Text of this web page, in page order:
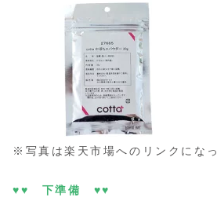
※写真は楽天市場へのリンクにな
♥♥ 下準備 ♥♥